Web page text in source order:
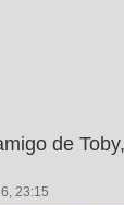
de
23:15